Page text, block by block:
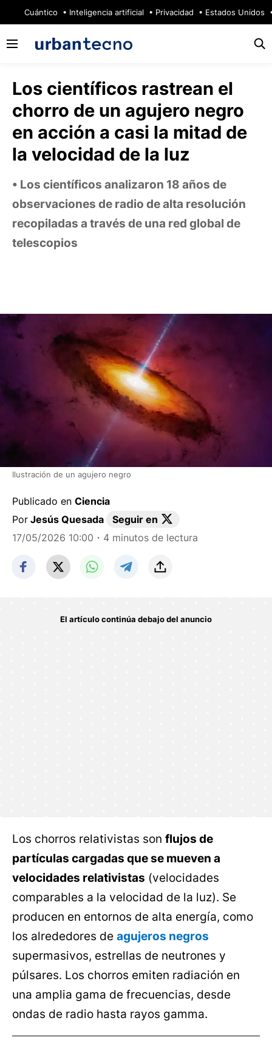
Cuántico Inteligencia artificial Privacidad Estados Unidos
Los científicos rastrean el
chorro de un agujero negro
en acción a casi la mitad de
la velocidad de la luz
Los científicos analizaron 18 años de
observaciones de radio de alta resolución
recopiladas a través de una red global de
telescopios
Ilustración de un agujero negro
Publicado en Ciencia
Por Jesús Quesada
Seguir en
17/05/2026 10:00 ・4 minutos de lectura
Los chorros relativistas son flujos de
partículas cargadas que se mueven a
velocidades relativistas (velocidades
comparables a la velocidad de la luz). Se
producen en entornos de alta energía, como
los alrededores de agujeros negros
supermasivos, estrellas de neutrones y
púlsares. Los chorros emiten radiación en
una amplia gama de frecuencias, desde
ondas de radio hasta rayos gamma.